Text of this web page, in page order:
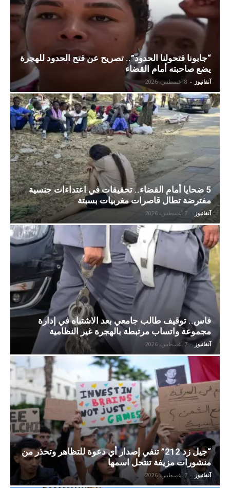
“جابونا فتحولنا الحدود”.. تصريح عن فتح الحدود للهجرة
يضع صاحبته أمام القضاء
آنفانيوز - 8 أغسطس، 2026
5 ضحايا أمام القضاء.. تحقيقات في اعتداءات جنسية
مفترضة تطال قاصرات مغربيات بسبتة
آنفانيوز - 7 أغسطس، 2026
فاس.. توقيف طالب جامعي بعد الاشتباه في إدارة
مجموعة واتساب مرتبطة بالهجرة غير النظامية
آنفانيوز - 7 أغسطس، 2026
“جيل زد 212” تنفي إصدار أي دعوة للتظاهر وتحذر من
منشورات مزيفة تنتحل اسمها
آنفانيوز - 7 أغسطس، 2026